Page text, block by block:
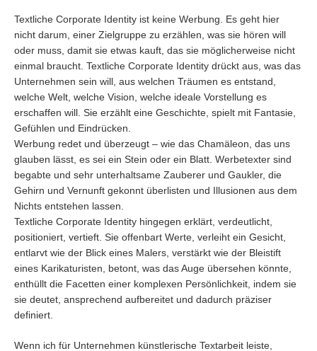
Textliche Corporate Identity ist keine Werbung. Es geht hier
nicht darum, einer Zielgruppe zu erzählen, was sie hören will
oder muss, damit sie etwas kauft, das sie möglicherweise nicht
einmal braucht. Textliche Corporate Identity drückt aus, was das
Unternehmen sein will, aus welchen Träumen es entstand,
welche Welt, welche Vision, welche ideale Vorstellung es
erschaffen will. Sie erzählt eine Geschichte, spielt mit Fantasie,
Gefühlen und Eindrücken.
Werbung redet und überzeugt – wie das Chamäleon, das uns
glauben lässt, es sei ein Stein oder ein Blatt. Werbetexter sind
begabte und sehr unterhaltsame Zauberer und Gaukler, die
Gehirn und Vernunft gekonnt überlisten und Illusionen aus dem
Nichts entstehen lassen.
Textliche Corporate Identity hingegen erklärt, verdeutlicht,
positioniert, vertieft. Sie offenbart Werte, verleiht ein Gesicht,
entlarvt wie der Blick eines Malers, verstärkt wie der Bleistift
eines Karikaturisten, betont, was das Auge übersehen könnte,
enthüllt die Facetten einer komplexen Persönlichkeit, indem sie
sie deutet, ansprechend aufbereitet und dadurch präziser
definiert.
Wenn ich für Unternehmen künstlerische Textarbeit leiste,